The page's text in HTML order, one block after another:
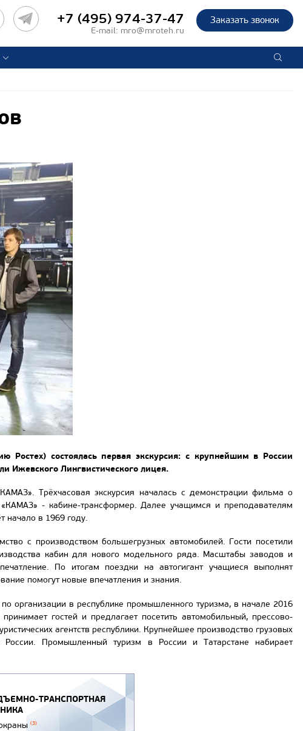
Заказать звонок
+7 (495) 974-37-47
E-mail: mro@mroteh.ru
состоялась первая экскурсия: с крупнейшим в России
Ижевского Лингвистического лицея.
Трёхчасовая экскурсия началась с демонстрации фильма о
- кабине-трансформер. Далее учащимся и преподавателям
начало в 1969 году.
с производством большегрузных автомобилей. Гости посетили
кабин для нового модельного ряда. Масштабы заводов и
По итогам поездки на автогигант учащиеся выполнят
помогут новые впечатления и знания.
организации в республике промышленного туризма, в начале 2016
гостей и предлагает посетить автомобильный, прессово-
агентств республики. Крупнейшее производство грузовых
Промышленный туризм в России и Татарстане набирает
ТРАНСПОРТНАЯ
(3)